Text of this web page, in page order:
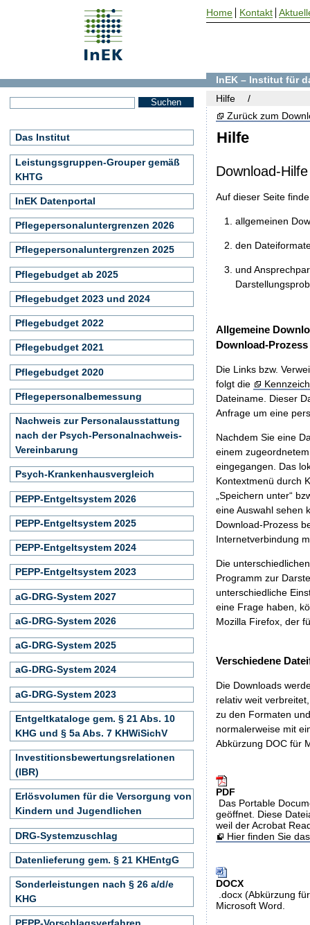
Hilfe
Zurück zum
Download-Hilfe
Auf dieser Seite
allgemeinen
den
und
Allgemeine
Download-Prozess
Die Links bzw.
folgt die
Dateiname. Dieser
Anfrage um eine
Nachdem Sie eine
einem
eingegangen. Das
Kontextmenü durch
„Speichern unter“
eine Auswahl sehen
Download-Prozess
Internetverbindung
Die
Programm zur
unterschiedliche
eine Frage haben,
Mozilla Firefox, der
Verschiedene
Die Downloads
relativ weit
zu den Formaten
normalerweise mit
Abkürzung DOC für
PDF
Das Portable
geöffnet. Diese
weil der Acrobat
Hier finden Sie
DOCX
.docx (Abkürzung
Microsoft Word.
InEK – Institut für
Hilfe
Das Institut
Leistungsgruppen-Grouper gemäß
KHTG
InEK Datenportal
Pflegepersonaluntergrenzen 2026
Pflegepersonaluntergrenzen 2025
Pflegebudget ab 2025
Pflegebudget 2023 und 2024
Pflegebudget 2022
Pflegebudget 2021
Pflegebudget 2020
Pflegepersonalbemessung
Nachweis zur Personalausstattung
nach der Psych-Personalnachweis-
Vereinbarung
Psych-Krankenhausvergleich
PEPP-Entgeltsystem 2026
PEPP-Entgeltsystem 2025
PEPP-Entgeltsystem 2024
PEPP-Entgeltsystem 2023
aG-DRG-System 2027
aG-DRG-System 2026
aG-DRG-System 2025
aG-DRG-System 2024
aG-DRG-System 2023
Entgeltkataloge gem. § 21 Abs. 10
KHG und § 5a Abs. 7 KHWiSichV
Investitionsbewertungsrelationen
(IBR)
Erlösvolumen für die Versorgung von
Kindern und Jugendlichen
DRG-Systemzuschlag
Datenlieferung gem. § 21 KHEntgG
Sonderleistungen nach § 26 a/d/e
KHG
Home Kontakt